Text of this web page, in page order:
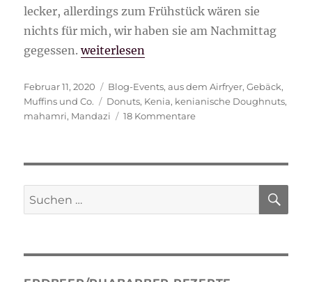
lecker, allerdings zum Frühstück wären sie
nichts für mich, wir haben sie am Nachmittag
gegessen.„Mandazi kenianische Donuts“
weiterlesen
Veröffentlicht
am
Februar 11, 2020 Kategorien
Blog-Events,aus dem Airfryer,Gebäck,
Muffins und Co.
Schlagwörter
Donuts, Kenia, kenianische Doughnuts,
mahamri, Mandazi 18 Kommentarezu
Suche
nach: